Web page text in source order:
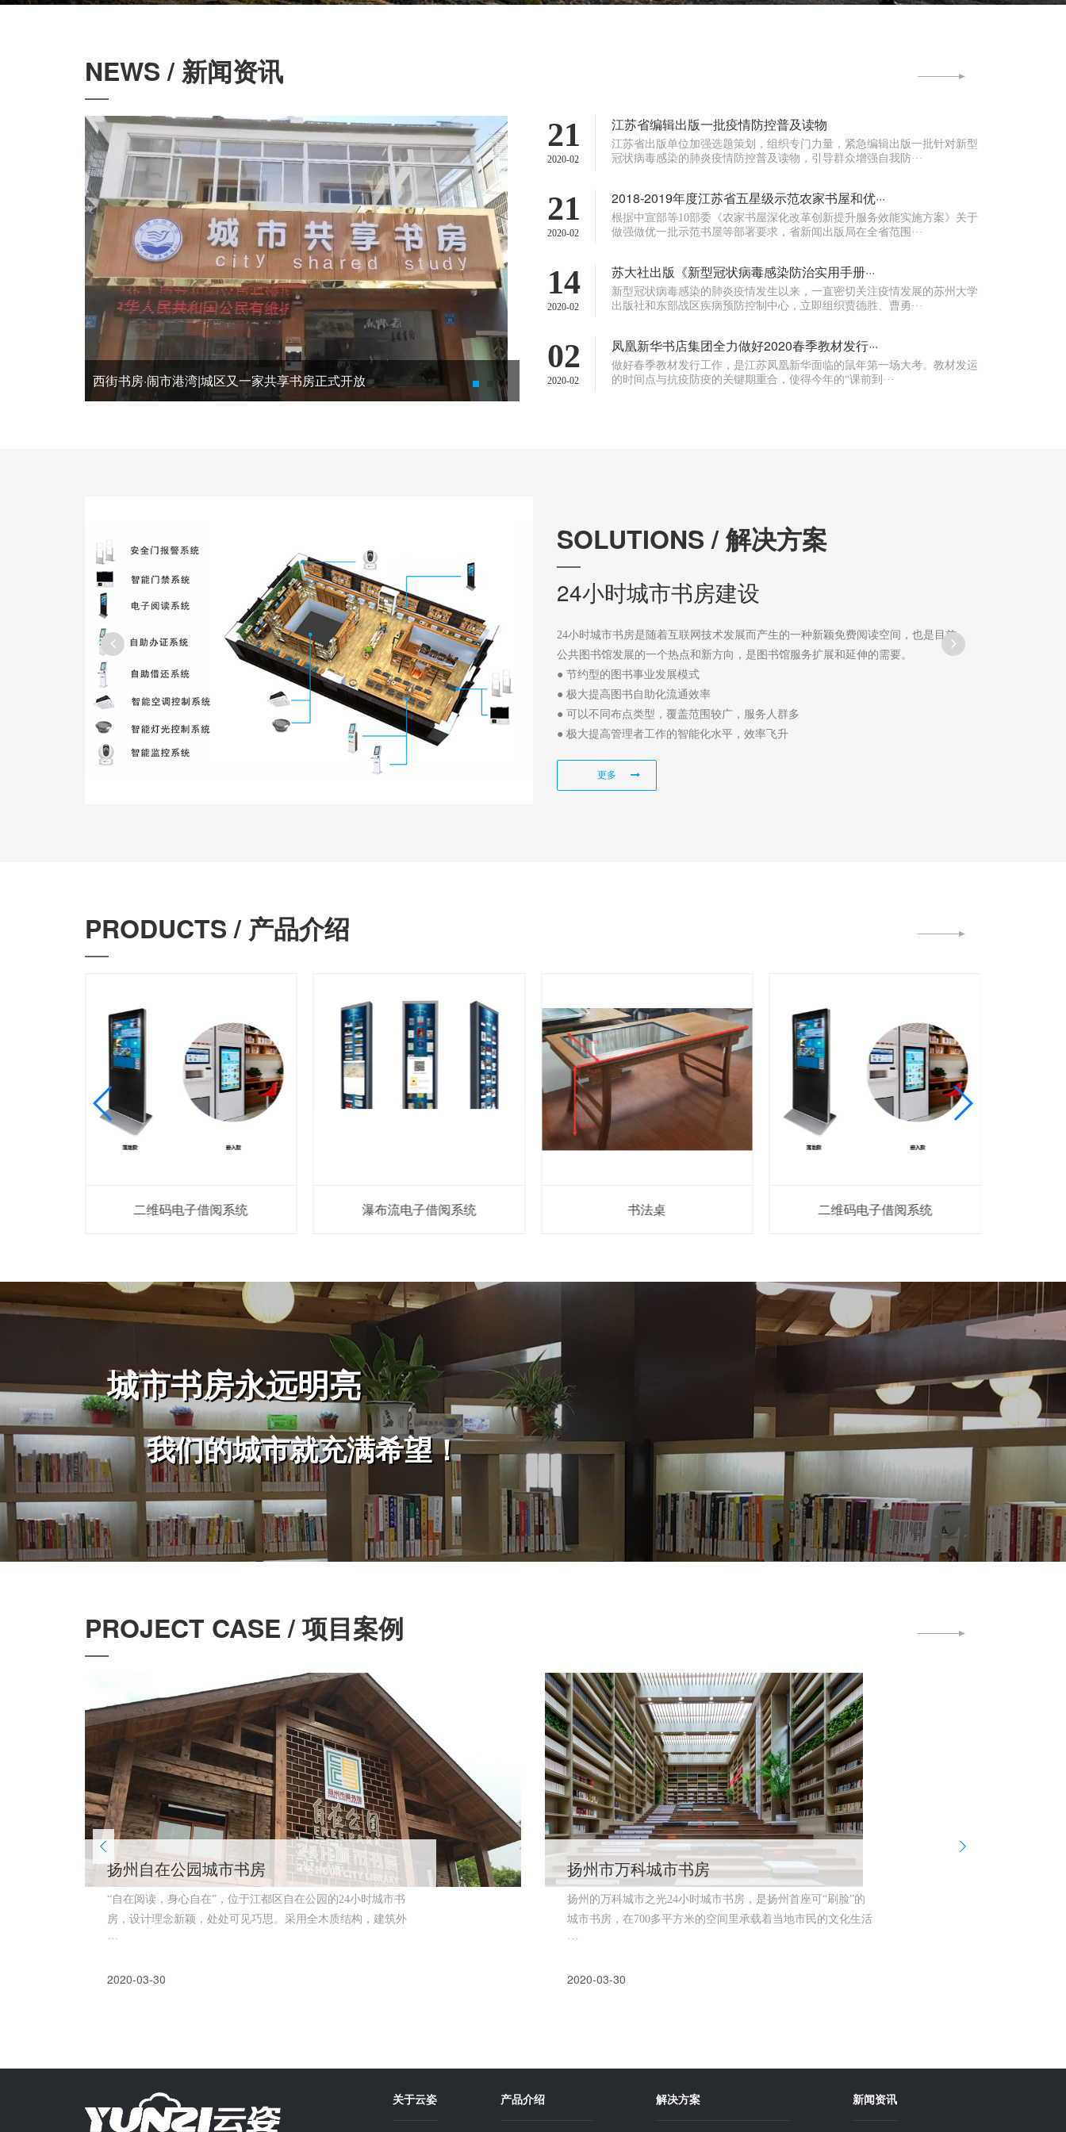
NEWS / 新闻资讯
西街书房·闹市港湾|城区又一家共享书房正式开放 张家港农商银行打造“书香银行”
21
2020-02
江苏省编辑出版一批疫情防控普及读物
江苏省出版单位加强选题策划，组织专门力量，紧急编辑出版一批针对新型
冠状病毒感染的肺炎疫情防控普及读物，引导群众增强自我防···
21
2020-02
2018-2019年度江苏省五星级示范农家书屋和优···
根据中宣部等10部委《农家书屋深化改革创新提升服务效能实施方案》关于
做强做优一批示范书屋等部署要求，省新闻出版局在全省范围···
14
2020-02
苏大社出版《新型冠状病毒感染防治实用手册···
新型冠状病毒感染的肺炎疫情发生以来，一直密切关注疫情发展的苏州大学
出版社和东部战区疾病预防控制中心，立即组织贾德胜、曹勇···
02
2020-02
凤凰新华书店集团全力做好2020春季教材发行···
做好春季教材发行工作，是江苏凤凰新华面临的鼠年第一场大考。教材发运
的时间点与抗疫防疫的关键期重合，使得今年的“课前到···
SOLUTIONS / 解决方案
24小时城市书房建设
24小时城市书房是随着互联网技术发展而产生的一种新颖免费阅读空间，也是目前
公共图书馆发展的一个热点和新方向，是图书馆服务扩展和延伸的需要。
● 节约型的图书事业发展模式
● 极大提高图书自助化流通效率
● 可以不同布点类型，覆盖范围较广，服务人群多
● 极大提高管理者工作的智能化水平，效率飞升
更多
SOLUTIONS / 解决方案
户外24小时图书馆解决方案
灵活的搭建模式，可任意选择空闲区域内进行项目部署，总占地约50-100平米。
● 外观自由个性化订制
● 24小时无人值守，打破时间限制
● 设备智能化控制（灯光、空调、监控、门禁等）
● 便捷的选址，让读者在路过即可享受借阅时光
● 提供精准及时的自助馆内数据反馈与统计展示
更多
PRODUCTS / 产品介绍
二维码电子借阅系统 瀑布流电子借阅系统 书法桌 二维码电子借阅系统
城市书房永远明亮
我们的城市就充满希望！
PROJECT CASE / 项目案例
扬州自在公园城市书房
“自在阅读，身心自在”，位于江都区自在公园的24小时城市书
房，设计理念新颖，处处可见巧思。采用全木质结构，建筑外
···
2020-03-30
扬州市万科城市书房
扬州的万科城市之光24小时城市书房，是扬州首座可“刷脸”的
城市书房，在700多平方米的空间里承载着当地市民的文化生活
···
2020-03-30
关于云姿 产品介绍 解决方案 新闻资讯